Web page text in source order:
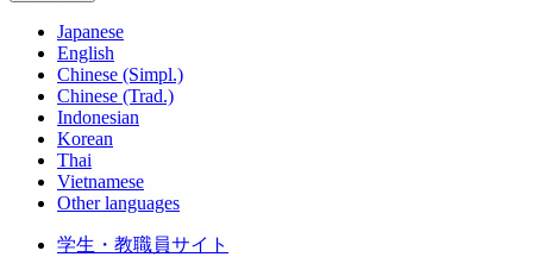
Japanese
English
Chinese (Simpl.)
Chinese (Trad.)
Indonesian
Korean
Thai
Vietnamese
Other languages
学生・教職員サイト